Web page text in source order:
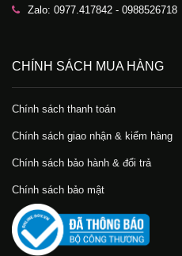
Zalo: 0977.417842 - 0988526718
CHÍNH SÁCH MUA HÀNG
Chính sách thanh toán
Chính sách giao nhận & kiểm hàng
Chính sách bảo hành & đổi trả
Chính sách bảo mật